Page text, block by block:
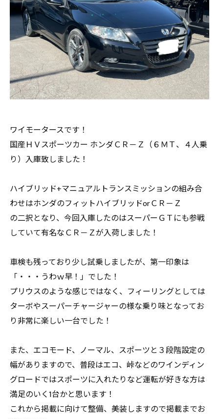
ワイモータースです！
国産ＨＶスポーツカー ホンダＣＲ－Ｚ（６ＭＴ、４人乗
り）入庫致しました！
ハイブリッド+マニュアルトランスミッションの組み合
わせはホンダのフィットハイブリッドorＣＲ－Ｚ
の二択となり、今回入庫したのはスーパーＧＴにも参戦
していて有名なＣＲ－Ｚが入荷しました！
車検も残っており少し試乗しましたが、第一印象は
「・・・うわｗ早！」でした！
プリウスのような感じではなく、フィーリングとしては
ターボやスーパーチャージャーの様な乗り味となってお
り非常に楽しい一台でした！
また、エコモード、ノーマル、スポーツと３段階設定の
幅がありますので、普段はエコ、峠などのワインディン
グロードではスポーツに入れたりなど運転が好きな方は
満足のいく1台かと思います！
これから掲載に向けて整備、美装しますので掲載までお